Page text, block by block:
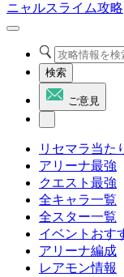
ニャルスライム攻略
検索
ご意見
リセマラ当た
アリーナ最強
クエスト最強
全キャラ一覧
全スター一覧
イベントおす
アリーナ編成
レアモン情報